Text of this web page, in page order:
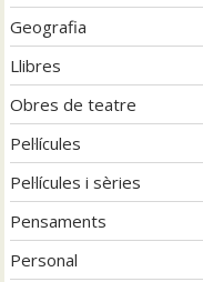
Geografia
Llibres
Obres de teatre
Pel·lícules
Pel·lícules i sèries
Pensaments
Personal